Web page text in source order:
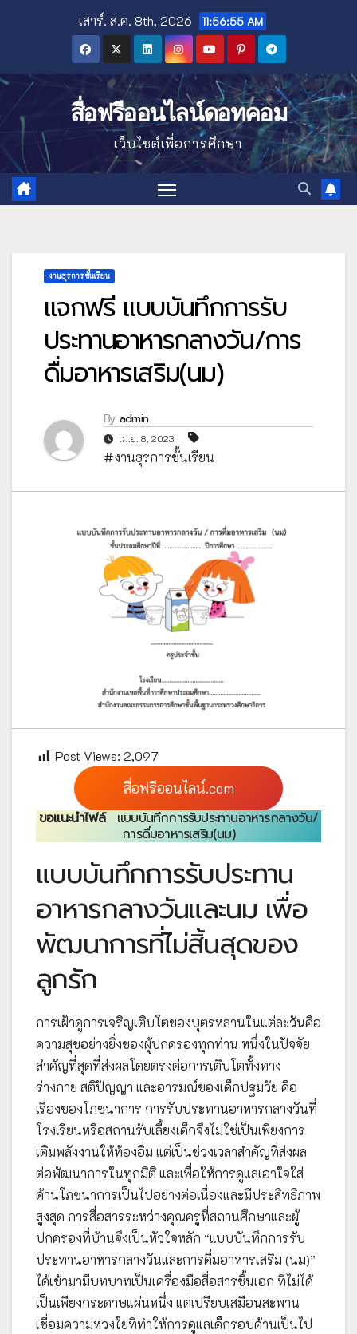
เสาร์. ส.ค. 8th, 2026 11:56:56 AM
สื่อฟรีออนไลน์ดอทคอม
เว็บไซต์เพื่อการศึกษา
งานธุรการชั้นเรียน
แจกฟรี แบบบันทึกการรับ
ประทานอาหารกลางวัน/การ
ดื่มอาหารเสริม(นม)
By admin
เม.ย. 8, 2023
#งานธุรการชั้นเรียน
Post Views: 2,097
สื่อฟรีออนไลน์.com
ขอแนะนำไฟล์
แบบบันทึกการรับประทานอาหารกลางวัน/
การดื่มอาหารเสริม(นม)
แบบบันทึกการรับประทาน
อาหารกลางวันและนม เพื่อ
พัฒนาการที่ไม่สิ้นสุดของ
ลูกรัก
การเฝ้าดูการเจริญเติบโตของบุตรหลานในแต่ละวันคือ
ความสุขอย่างยิ่งของผู้ปกครองทุกท่าน หนึ่งในปัจจัย
สำคัญที่สุดที่ส่งผลโดยตรงต่อการเติบโตทั้งทาง
ร่างกาย สติปัญญา และอารมณ์ของเด็กปฐมวัย คือ
เรื่องของโภชนาการ การรับประทานอาหารกลางวันที่
โรงเรียนหรือสถานรับเลี้ยงเด็กจึงไม่ใช่เป็นเพียงการ
เติมพลังงานให้ท้องอิ่ม แต่เป็นช่วงเวลาสำคัญที่ส่งผล
ต่อพัฒนาการในทุกมิติ และเพื่อให้การดูแลเอาใจใส่
ด้านโภชนาการเป็นไปอย่างต่อเนื่องและมีประสิทธิภาพ
สูงสุด การสื่อสารระหว่างคุณครูที่สถานศึกษาและผู้
ปกครองที่บ้านจึงเป็นหัวใจหลัก “แบบบันทึกการรับ
ประทานอาหารกลางวันและการดื่มอาหารเสริม (นม)”
ได้เข้ามามีบทบาทเป็นเครื่องมือสื่อสารชิ้นเอก ที่ไม่ได้
เป็นเพียงกระดาษแผ่นหนึ่ง แต่เปรียบเสมือนสะพาน
เชื่อมความห่วงใยที่ทำให้การดูแลเด็กรอบด้านเป็นไป